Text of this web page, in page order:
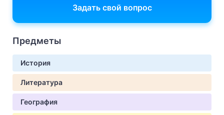
Задать свой вопрос
Предметы
История
Литература
География